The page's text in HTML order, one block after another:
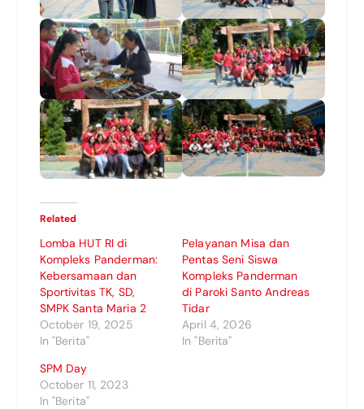
Related
Lomba HUT RI di
Kompleks Panderman:
Kebersamaan dan
Sportivitas TK, SD,
SMPK Santa Maria 2
October 19, 2025
In "Berita"
Pelayanan Misa dan
Pentas Seni Siswa
Kompleks Panderman
di Paroki Santo Andreas
Tidar
April 4, 2026
In "Berita"
SPM Day
October 11, 2023
In "Berita"